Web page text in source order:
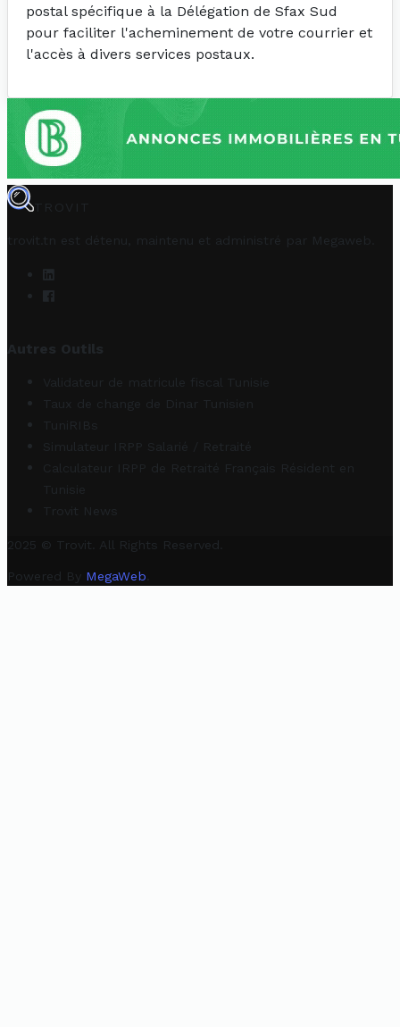
postal spécifique à la Délégation de Sfax Sud
pour faciliter l'acheminement de votre courrier et
l'accès à divers services postaux.
TROVIT
trovit.tn est détenu, maintenu et administré par Megaweb
Autres Outils
Validateur de matricule fiscal Tunisie
Taux de change de Dinar Tunisien
TuniRIBs
Simulateur IRPP Salarié / Retraité
Calculateur IRPP de Retraité Français Résident en
Tunisie
Trovit News
2025 © Trovit. All Rights Reserved.
Powered By MegaWeb